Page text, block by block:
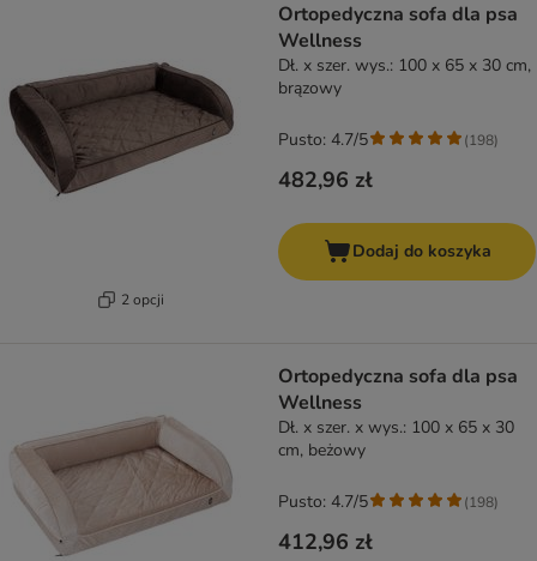
2 opcji
Ortopedyczna sofa dla psa
Wellness
Dł. x szer. wys.: 100 x 65 x 30 cm,
brązowy
482,96 zł
Pusto: 4.7/5 (198)
Dodaj do koszyka
Ortopedyczna sofa dla psa
Wellness
Dł. x szer. x wys.: 100 x 65 x 30
cm, beżowy
412,96 zł
Pusto: 4.7/5 (198)